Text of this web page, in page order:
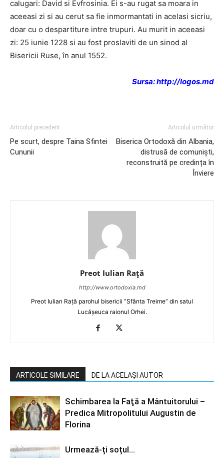
calugari: David si Evfrosinia. Ei s-au rugat sa moara in
aceeasi zi si au cerut sa fie inmormantati in acelasi sicriu,
doar cu o despartiture intre trupuri. Au murit in aceeasi
zi: 25 iunie 1228 si au fost proslaviti de un sinod al
Bisericii Ruse, în anul 1552.
Sursa: http://logos.md
Articolul precedent
Pe scurt, despre Taina Sfintei
Cununii
Articolul următor
Biserica Ortodoxă din Albania,
distrusă de comuniști,
reconstruită pe credința în
Înviere
Preot Iulian Raţă
http://www.ortodoxia.md
Preot Iulian Rață parohul bisericii ”Sfânta Treime” din satul
Lucășeuca raionul Orhei.
ARTICOLE SIMILARE DE LA ACELAȘI AUTOR
Schimbarea la Faţă a Mântuitorului –
Predica Mitropolitului Augustin de
Florina
Urmează-ți soțul…